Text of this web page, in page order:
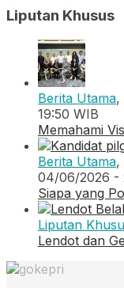
Liputan Khusus
Berita Utama,
19:50 WIB
Memahami
Berita Utama,
04/06/2026 -
Siapa yang
Liputan
Lendot dan